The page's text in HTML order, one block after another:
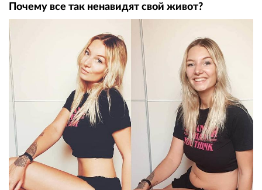
Почему все так ненавидят свой живот?